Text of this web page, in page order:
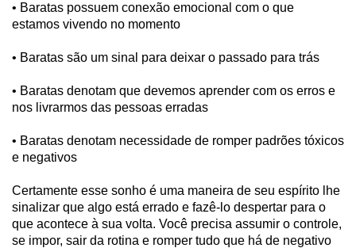
• Baratas possuem conexão emocional com o que
estamos vivendo no momento
• Baratas são um sinal para deixar o passado para trás
• Baratas denotam que devemos aprender com os erros e
nos livrarmos das pessoas erradas
• Baratas denotam necessidade de romper padrões tóxicos
e negativos
Certamente esse sonho é uma maneira de seu espírito lhe
sinalizar que algo está errado e fazê-lo despertar para o
que acontece à sua volta. Você precisa assumir o controle,
se impor, sair da rotina e romper tudo que há de negativo